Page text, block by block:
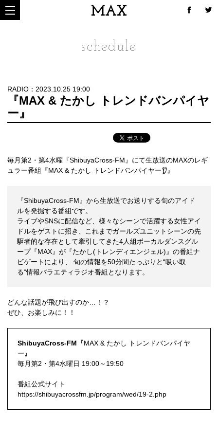
MAX
schedule
RADIO：2023.10.25 19:00
『MAX & たかし トレンドバンパイヤ
ー』
毎月第2・第4水曜『ShibuyaCross-FM』にて生放送のMAXのレギ
ュラー番組『MAX & たかし トレンドバンパイヤー👂』
『ShibuyaCross-FM』から生放送でお送りする旬のアイド
ルを発掘する番組です。
ライブやSNSに配信など、様々なシーンで活躍する女性アイ
ドルをゲストに招き、これまでガールズユニットシーンの先
駆者的な存在として牽引してきた4人組ボーカルダンスグル
ープ『MAX』が『たかし(トレンディエンジェル)』の番組ナ
ビゲートにより、 旬の情報を50分間たっぷりと“吸い取
る”情報バラエティラジオ番組となります。
どんな話題が飛び出すのか…！？
ぜひ、お楽しみに！！
ShibuyaCross-FM『MAX & たかし トレンドバンパイヤ
ー 』
毎月第2・第4水曜日 19:00～19:50
番組公式サイト
https://shibuyacrossfm.jp/program/wed/19-2.php